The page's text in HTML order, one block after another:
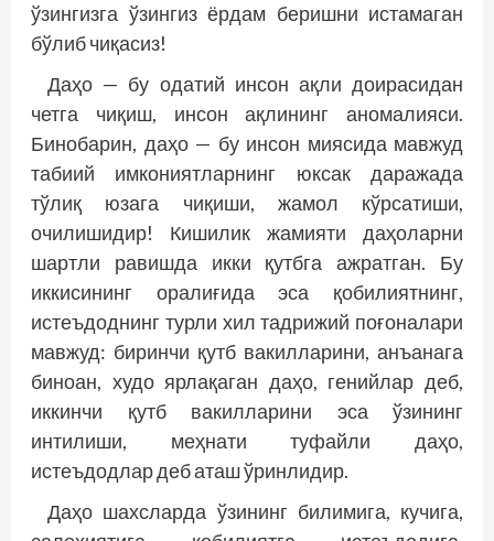
ўзингизга ўзингиз ёрдам беришни истамаган
бўлиб чиқасиз!
Даҳо — бу одатий инсон ақли доирасидан
четга чиқиш, инсон ақлининг аномалияси.
Бинобарин, даҳо — бу инсон миясида мавжуд
табиий имкониятларнинг юксак даражада
тўлиқ юзага чиқиши, жамол кўрсатиши,
очилишидир! Кишилик жамияти даҳоларни
шартли равишда икки қутбга ажратган. Бу
иккисининг оралиғида эса қобилиятнинг,
истеъдоднинг турли хил тадрижий поғоналари
мавжуд: биринчи қутб вакилларини, анъанага
биноан, худо ярлақаган даҳо, генийлар деб,
иккинчи қутб вакилларини эса ўзининг
интилиши, меҳнати туфайли даҳо,
истеъдодлар деб аташ ўринлидир.
Даҳо шахсларда ўзининг билимига, кучига,